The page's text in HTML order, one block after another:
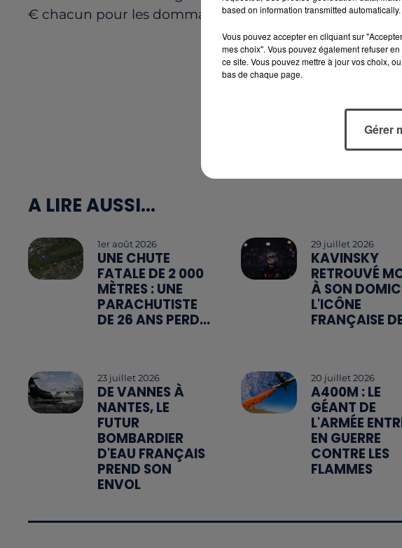
€ chacun pour les dommages causés à son véhicule.
A LIRE AUSSI...
1er août 2026
UNE CHUTE
FATALE DE 2 000
MÈTRES : UNE
PARACHUTISTE
DE 26 ANS PERD...
29 juillet 2026
KAVINSKY
RETROUVÉ
À SON
L'ICÔNE
FRANÇAISE
23 juillet 2026
DE VANNES À
NANTES, LE
FUTUR
BOMBARDIER
D'EAU FRANÇAIS
PREND SON
ENVOL
20 juillet 2026
A400M : LE
GÉANT DE
L'ARMÉE
EN GUERRE
CONTRE LES
FLAMMES
based on information transmitted automatically.
Vous pouvez accepter en cliquant sur
mes choix". Vous pouvez également refuser
ce site. Vous pouvez mettre à jour vos choix,
bas de chaque page.
Gérer